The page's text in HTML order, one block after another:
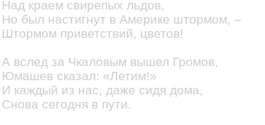
Над краем свирепых льдов,
Но был настигнут в Америке штормом, –
Штормом приветствий, цветов!
А вслед за Чкаловым вышел Громов,
Юмашев сказал: «Летим!»
И каждый из нас, даже сидя дома,
Снова сегодня в пути.